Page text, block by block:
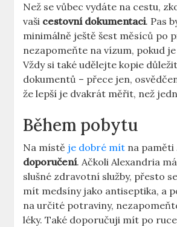
Než se vůbec vydáte na cestu,
vaši cestovní dokumentaci. Pas
minimálně ještě šest měsíců po
nezapomeňte na vízum, pokud
Vždy si také udělejte kopie
dokumentů – přece jen,
že lepší je dvakrát měřit, než
Během pobytu
Na místě je dobré mít na paměti
doporučení. Ačkoli Alexandria
slušné zdravotní služby, přesto
mít medsíny jako antiseptika, a
na určité potraviny,
léky. Také doporučuji mít po